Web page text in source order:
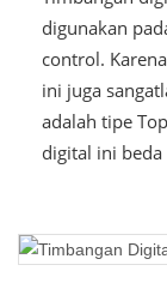
digunakan
control.
ini juga
adalah tipe
digital ini